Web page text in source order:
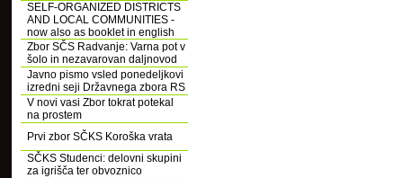
SELF-ORGANIZED DISTRICTS
AND LOCAL COMMUNITIES -
now also as booklet in english
Zbor SČS Radvanje: Varna pot v
šolo in nezavarovan daljnovod
Javno pismo vsled ponedeljkovi
izredni seji Državnega zbora RS
V novi vasi Zbor tokrat potekal
na prostem
Prvi zbor SČKS Koroška vrata
SČKS Studenci: delovni skupini
za igrišča ter obvoznico